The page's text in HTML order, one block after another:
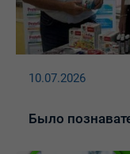
10.07.2026
Было